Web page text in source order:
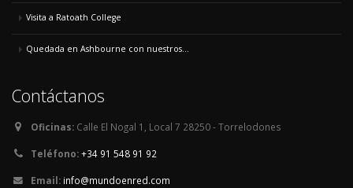
Visita a Ratoath College
Quedada en Ashbourne con nuestros...
Contáctanos
Oficinas: Calle El Nogal 1, Local 7 28250 - Torrelodones
Teléfono:+34 91 548 91 92
Email: info@mundoenred.com